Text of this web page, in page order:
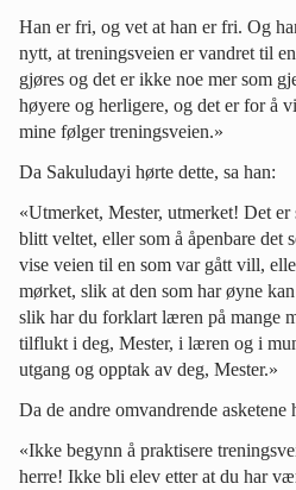
Han er fri, og vet at han er fri. Og
nytt, at treningsveien er vandret til
gjøres og det er ikke noe mer som
høyere og herligere, og det er for å
mine følger treningsveien.»
Da Sakuludayi hørte dette, sa han:
«Utmerket, Mester, utmerket! Det er
blitt veltet, eller som å åpenbare det
vise veien til en som var gått vill,
mørket, slik at den som har øyne
slik har du forklart læren på mange
tilflukt i deg, Mester, i læren og i
utgang og opptak av deg, Mester.»
Da de andre omvandrende asketene
«Ikke begynn å praktisere
herre! Ikke bli elev etter at du har